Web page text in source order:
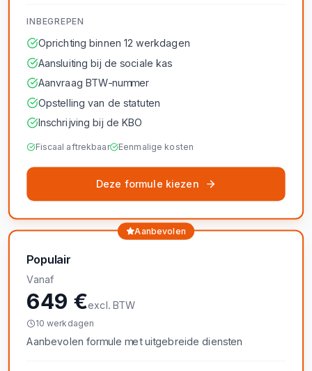
INBEGREPEN
Oprichting binnen 12 werkdagen
Aansluiting bij de sociale kas
Aanvraag BTW-nummer
Opstelling van de statuten
Inschrijving bij de KBO
Fiscaal aftrekbaar Eenmalige kosten
Deze formule kiezen
Aanbevolen
Populair
Vanaf
649 €excl. BTW
10 werkdagen
Aanbevolen formule met uitgebreide diensten